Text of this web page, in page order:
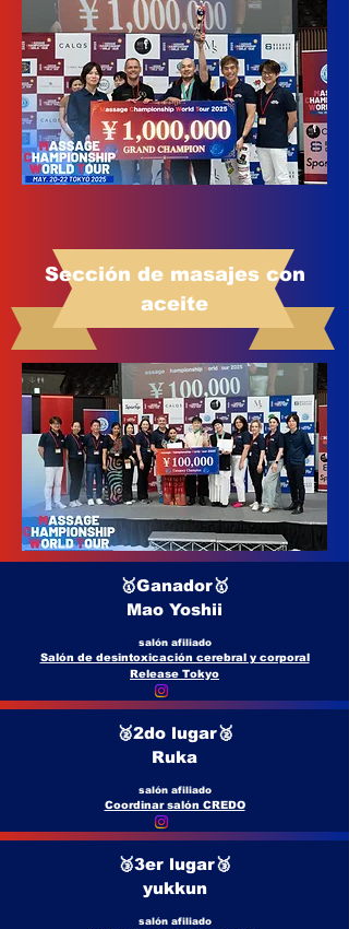
Sección de masajes con
aceite
🥇Ganador🥇
Mao Yoshii
salón afiliado
Salón de desintoxicación cerebral y corporal
Release Tokyo
🥈2do lugar🥈
Ruka
salón afiliado
Coordinar salón CREDO
🥉3er lugar🥉
yukkun
salón afiliado